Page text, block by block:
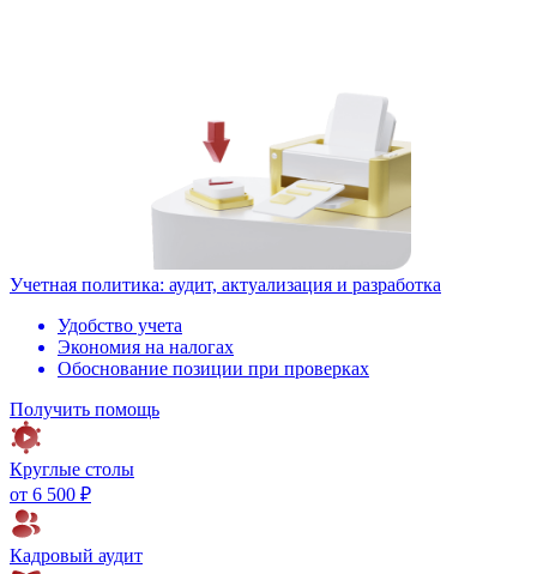
Учетная политика: аудит, актуализация и разработка
Удобство учета
Экономия на налогах
Обоснование позиции при проверках
Получить помощь
Круглые столы
от 6 500 ₽
Кадровый аудит